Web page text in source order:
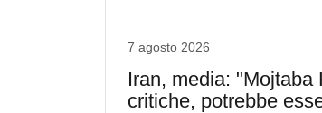
7 agosto 2026
Iran, media:
critiche, potrebbe